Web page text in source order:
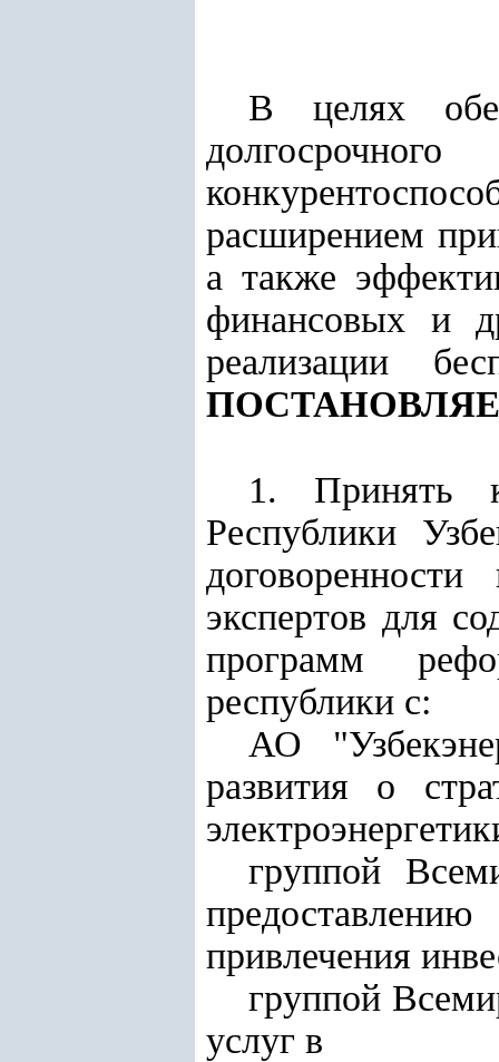
В целях
расширением
а также
финансовых и
реализации
1. Принять
Республики
экспертов для
программ
республики с:
АО
развития о
группой
привлечения
группой
услуг в